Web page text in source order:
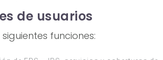
de usuarios
funciones: